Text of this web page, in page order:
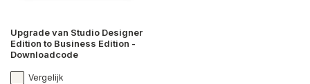
Upgrade van Studio Designer
Edition to Business Edition -
Downloadcode
Vergelijk